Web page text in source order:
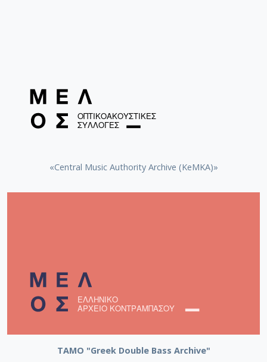
«Central Music Authority Archive (KeMKA)»
ΤΑΜΟ "Greek Double Bass Archive"